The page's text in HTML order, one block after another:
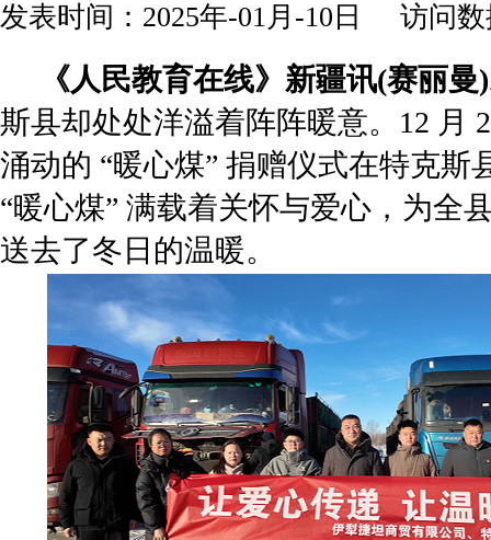
发表时间：2025年-01月-10日 访问数
《人民教育在线》新疆讯(赛丽曼)
斯县却处处洋溢着阵阵暖意。 12 月
涌动的 “暖心煤” 捐赠仪式在特克斯
“暖心煤” 满载着关怀与爱心，为全
送去了冬日的温暖。